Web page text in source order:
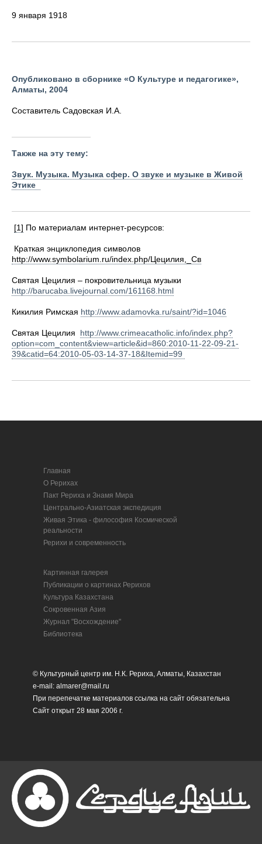
9 января 1918
Опубликовано в сборнике «О Культуре и педагогике»,
Алматы, 2004
Составитель Садовская И.А.
Также на эту тему:
Звук. Музыка. Музыка сфер. О звуке и музыке в Живой
Этике
[1] По материалам интернет-ресурсов:
Краткая энциклопедия символов
http://www.symbolarium.ru/index.php/Цецилия,_Св
Святая Цецилия – покровительница музыки
http://barucaba.livejournal.com/161168.html
Кикилия Римская http://www.adamovka.ru/saint/?id=1046
Святая Цецилия http://www.crimeacatholic.info/index.php?
option=com_content&view=article&id=860:2010-11-22-09-21-
39&catid=64:2010-05-03-14-37-18&Itemid=99
Главная
О Рерихах
Пакт Рериха и Знамя Мира
Центрально-Азиатская экспедиция
Живая Этика - философия Космической
реальности
Рерихи и современность
Картинная галерея
Публикации о картинах Рерихов
Культура Казахстана
Сокровенная Азия
Журнал "Восхождение"
Библиотека
© Культурный центр им. Н.К. Рериха, Алматы, Казахстан
e-mail: almarer@mail.ru
При перепечатке материалов ссылка на сайт обязательна
Сайт открыт 28 мая 2006 г.